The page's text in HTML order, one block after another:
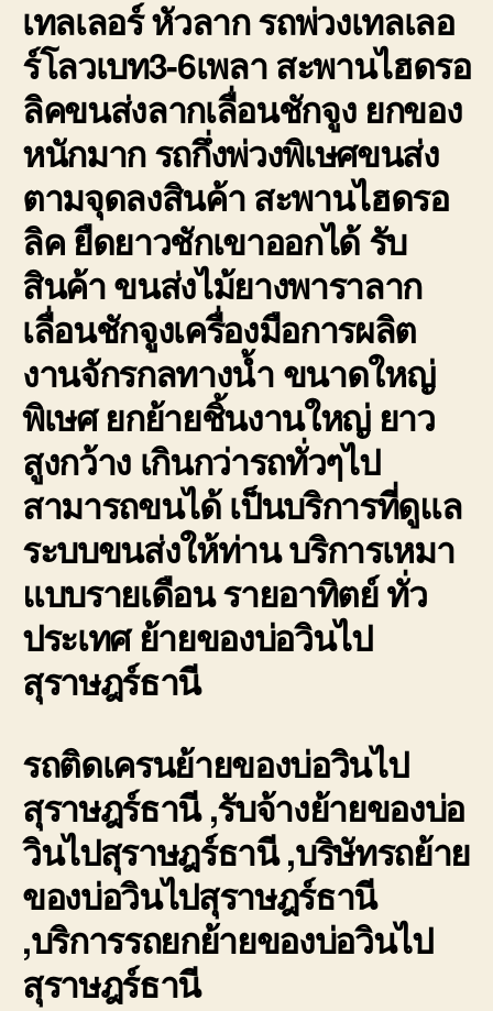
เทลเลอร์ หัวลาก รถพ่วงเทลเลอ
ร์โลวเบท3-6เพลา สะพานไฮดรอ
ลิคขนส่งลากเลื่อนชักจูง ยกของ
หนักมาก รถกึ่งพ่วงพิเษศขนส่ง
ตามจุดลงสินค้า สะพานไฮดรอ
ลิค ยืดยาวชักเขาออกได้ รับ
สินค้า ขนส่งไม้ยางพาราลาก
เลื่อนชักจูงเครื่องมือการผลิต
งานจักรกลทางน้ำ ขนาดใหญ่
พิเษศ ยกย้ายชิ้นงานใหญ่ ยาว
สูงกว้าง เกินกว่ารถทั่วๆไป
สามารถขนได้ เป็นบริการที่ดูแล
ระบบขนส่งให้ท่าน บริการเหมา
แบบรายเดือน รายอาทิตย์ ทั่ว
ประเทศ ย้ายของบ่อวินไป
สุราษฎร์ธานี
รถติดเครนย้ายของบ่อวินไป
สุราษฎร์ธานี ,รับจ้างย้ายของบ่อ
วินไปสุราษฎร์ธานี ,บริษัทรถย้าย
ของบ่อวินไปสุราษฎร์ธานี
,บริการรถยกย้ายของบ่อวินไป
สุราษฎร์ธานี